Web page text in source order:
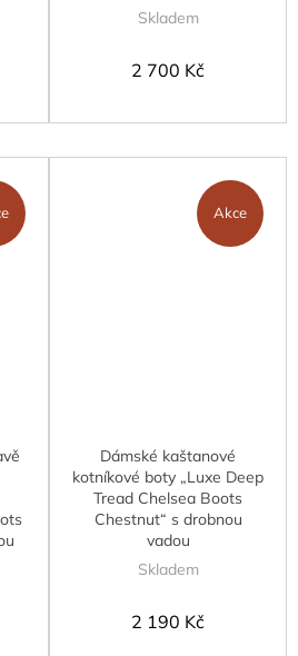
Skladem
2 700 Kč
Akce
Dámské kaštanové
kotníkové boty „Luxe Deep
Tread Chelsea Boots
Chestnut“ s drobnou
vadou
Skladem
2 190 Kč